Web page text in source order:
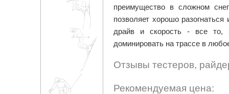
преимущество в сложном
позволяет хорошо
драйв и скорость - все
доминировать на трассе в
Отзывы тестеров,
Рекомендуемая цена: